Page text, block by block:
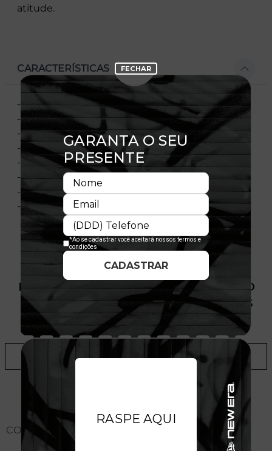
atitude.
CARACTERÍSTICAS
- Modelo Fechado com Stretch Fit
- Aba curva
- Copa frontal estruturada
- Laterais com elastano
- Flag bordada no lado esquerdo
- Importado
- Licença Oficial
- Composição: 100% Algodão
PRODUTO SEM ESTOQUE DÍSPONÍVEL NO
SITE, CONSULTE A DISPONIBILIDADE NAS
LOJAS
ADICIONAR A LISTA DE DESEJOS
CONHEÇA O MODELO DO BONÉ